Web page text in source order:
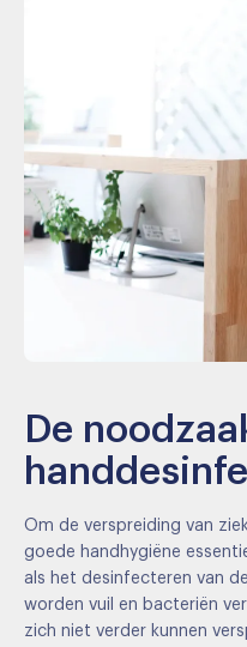
De
Om de verspreiding van
goede handhygiëne
als het desinfecteren van
worden vuil en bacteriën
zich niet verder kunnen